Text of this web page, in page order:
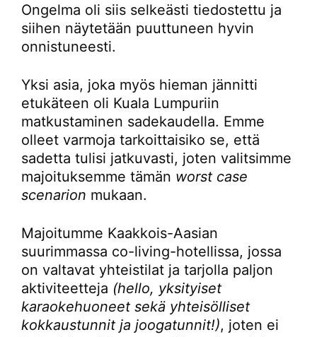
Ongelma oli siis selkeästi tiedostettu ja
siihen näytetään puuttuneen hyvin
onnistuneesti.
Yksi asia, joka myös hieman jännitti
etukäteen oli Kuala Lumpuriin
matkustaminen sadekaudella. Emme
olleet varmoja tarkoittaisiko se, että
sadetta tulisi jatkuvasti, joten valitsimme
majoituksemme tämän worst case
scenarion mukaan.
Majoitumme Kaakkois-Aasian
suurimmassa co-living-hotellissa, jossa
on valtavat yhteistilat ja tarjolla paljon
aktiviteetteja (hello, yksityiset
karaokehuoneet sekä yhteisölliset
kokkaustunnit ja joogatunnit!), joten ei